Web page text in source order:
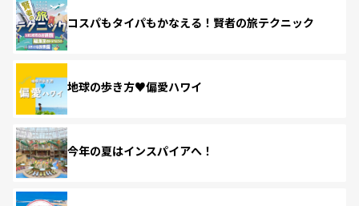
コスパもタイパもかなえる！賢者の旅テクニック
地球の歩き方♥偏愛ハワイ
今年の夏はインスパイアへ！